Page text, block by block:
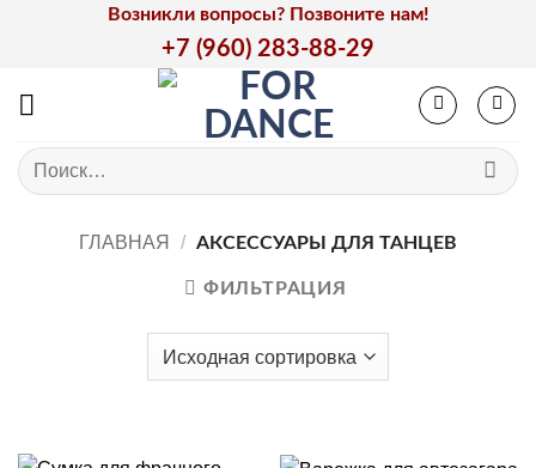
Возникли вопросы? Позвоните нам!
+7 (960) 283-88-29
Искать:
ГЛАВНАЯ / АКСЕССУАРЫ ДЛЯ ТАНЦЕВ
ФИЛЬТРАЦИЯ